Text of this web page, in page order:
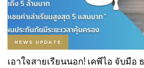
NEWS UPDATE
เอาใจสายเรียนนอก! เคพีไอ จับมือ